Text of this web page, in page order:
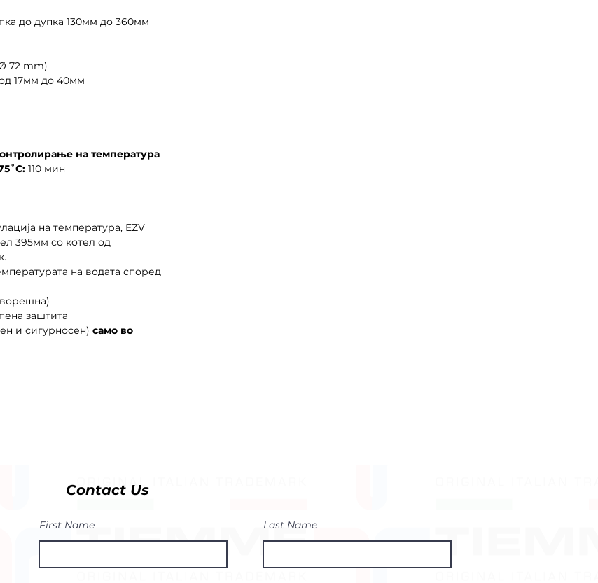
до дупка 130мм до 360мм
72 mm)
17мм до 40мм
на температура
110 мин
на температура, EZV
395мм со котел од
на водата според
заштита
и сигурносен) само во
Contact Us
First Name Last Name